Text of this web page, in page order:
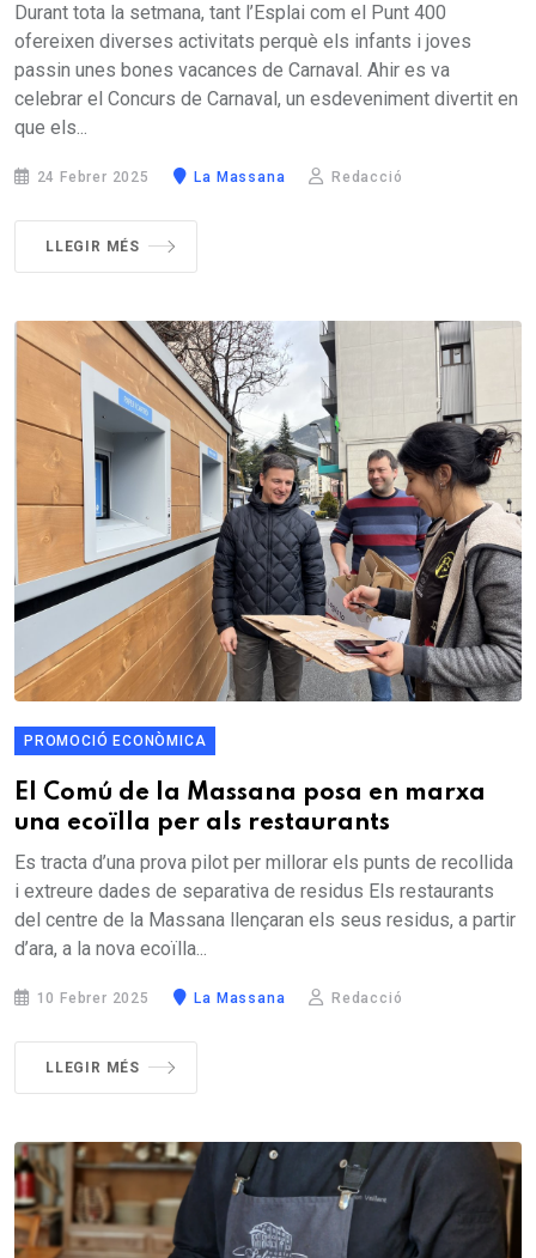
Durant tota la setmana, tant l’Esplai com el Punt 400
ofereixen diverses activitats perquè els infants i joves
passin unes bones vacances de Carnaval. Ahir es va
celebrar el Concurs de Carnaval, un esdeveniment divertit en
que els...
24 Febrer 2025 La Massana Redacció
LLEGIR MÉS
PROMOCIÓ ECONÒMICA
El Comú de la Massana posa en marxa
una ecoïlla per als restaurants
Es tracta d’una prova pilot per millorar els punts de recollida
i extreure dades de separativa de residus Els restaurants
del centre de la Massana llençaran els seus residus, a partir
d’ara, a la nova ecoïlla...
10 Febrer 2025 La Massana Redacció
LLEGIR MÉS